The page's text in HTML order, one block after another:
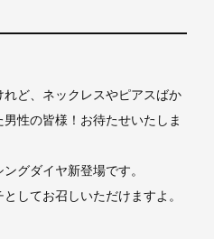
ど、ネックレスやピアスばか
性の皆様！お待たせいたしま
グダイヤ新登場です。
してお召しいただけますよ。